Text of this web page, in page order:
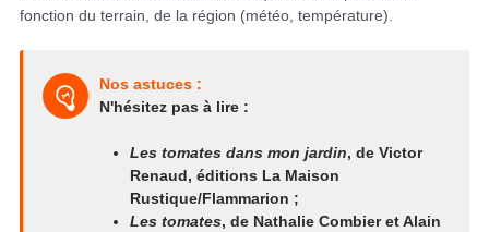
fonction du terrain, de la région (météo, température).
Nos astuces :
N'hésitez pas à lire :
Les tomates dans mon jardin, de Victor
Renaud, éditions La Maison
Rustique/Flammarion ;
Les tomates, de Nathalie Combier et Alain